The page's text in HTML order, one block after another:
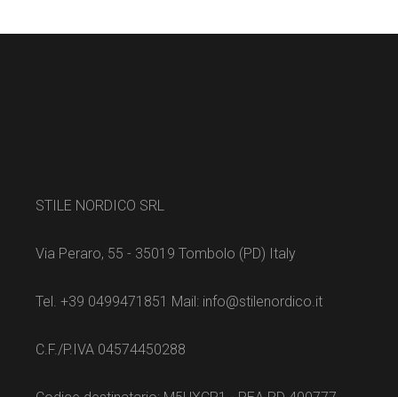
STILE NORDICO SRL
Via Peraro, 55 - 35019 Tombolo (PD) Italy
Tel. +39 0499471851 Mail: info@stilenordico.it
C.F./P.IVA 04574450288